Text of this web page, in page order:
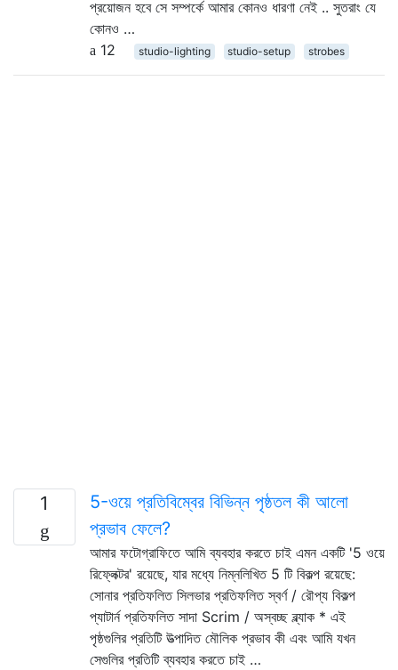
প্রয়োজন হবে সে সম্পর্কে আমার কোনও ধারণা নেই .. সুতরাং যে
কোনও …
12
studio-lighting studio-setup strobes
1
5-ওয়ে প্রতিবিম্বের বিভিন্ন পৃষ্ঠতল কী আলো
প্রভাব ফেলে?
আমার ফটোগ্রাফিতে আমি ব্যবহার করতে চাই এমন একটি '5 ওয়ে
রিফ্লেক্টর' রয়েছে, যার মধ্যে নিম্নলিখিত 5 টি বিকল্প রয়েছে:
সোনার প্রতিফলিত সিলভার প্রতিফলিত স্বর্ণ / রৌপ্য বিকল্প
প্যাটার্ন প্রতিফলিত সাদা Scrim / অস্বচ্ছ ব্ল্যাক * এই
পৃষ্ঠগুলির প্রতিটি উত্পাদিত মৌলিক প্রভাব কী এবং আমি যখন
সেগুলির প্রতিটি ব্যবহার করতে চাই …